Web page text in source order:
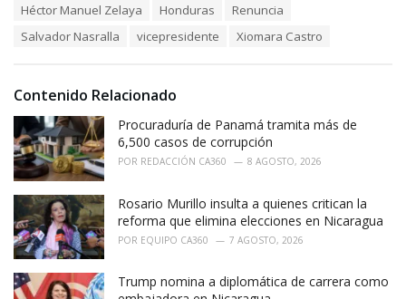
i
:
Héctor Manuel Zelaya Honduras
Renuncia
Salvador Nasralla
vicepresidente Xiomara Castro
Contenido Relacionado
Procuraduría de Panamá tramita más de
6,500 casos de corrupción
POR REDACCIÓN CA360 8 AGOSTO, 2026
Rosario Murillo insulta a quienes critican la
reforma que elimina elecciones en Nicaragua
POR EQUIPO CA360 7 AGOSTO, 2026
Trump nomina a diplomática de carrera como